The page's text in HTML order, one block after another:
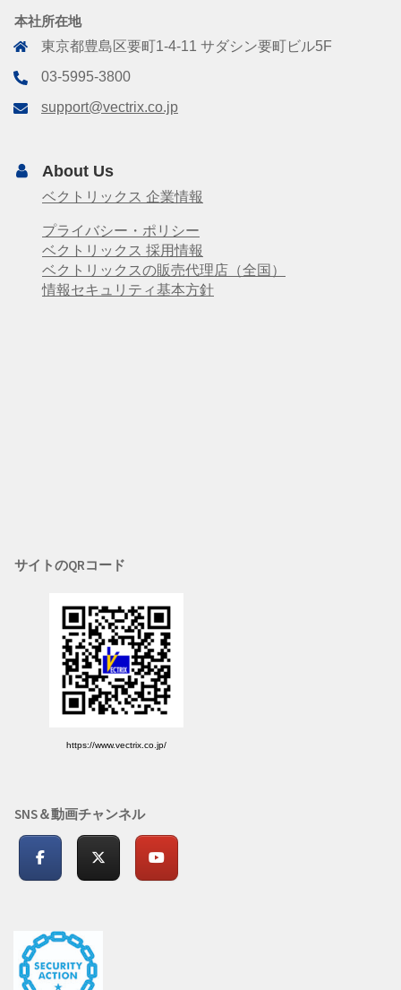
本社所在地
東京都豊島区要町1-4-11 サダシン要町ビル5F
03-5995-3800
support@vectrix.co.jp
About Us
ベクトリックス 企業情報
プライバシー・ポリシー
ベクトリックス 採用情報
ベクトリックスの販売代理店（全国）
情報セキュリティ基本方針
サイトのQRコード
https://www.vectrix.co.jp/
SNS＆動画チャンネル